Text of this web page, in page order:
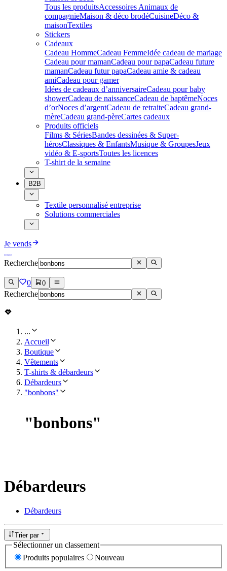
Tous les produitsAccessoires Animaux de
compagnieMaison & déco brodéCuisineDéco &
maisonTextiles
Stickers
Cadeaux
Cadeau HommeCadeau FemmeIdée cadeau de mariage​
Cadeau pour mamanCadeau pour papaCadeau future
mamanCadeau futur papaCadeau amie & cadeau
amiCadeau pour gamer
Idées de cadeaux d’anniversaireCadeau pour baby
showerCadeau de naissanceCadeau de baptêmeNoces
d’orNoces d’argentCadeau de retraiteCadeau grand-
mèreCadeau grand-pèreCartes cadeaux
Produits officiels
Films & SériesBandes dessinées & Super-
hérosClassiques & EnfantsMusique & GroupesJeux
vidéo & E-sportsToutes les licences
T-shirt de la semaine
B2B
Textile personnalisé entreprise
Solutions commerciales
Je vends
Recherche
0 0
Recherche
...
Accueil
Boutique
Vêtements
T-shirts & débardeurs
Débardeurs
"bonbons"
"bonbons"
Débardeurs
Débardeurs
Trier par
Sélectionner un classement
Produits populaires
Nouveau